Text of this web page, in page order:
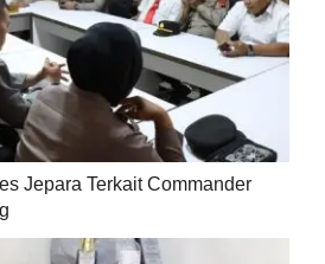
Jepara Terkait Commander